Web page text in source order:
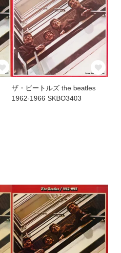
ザ・ビートルズ the beatles
1962-1966 SKBO3403